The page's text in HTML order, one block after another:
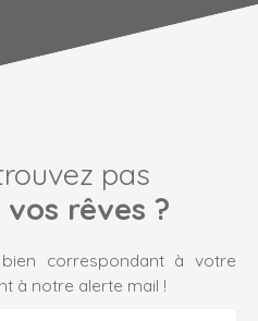
pas
rêves ?
correspondant à votre
à notre alerte mail !